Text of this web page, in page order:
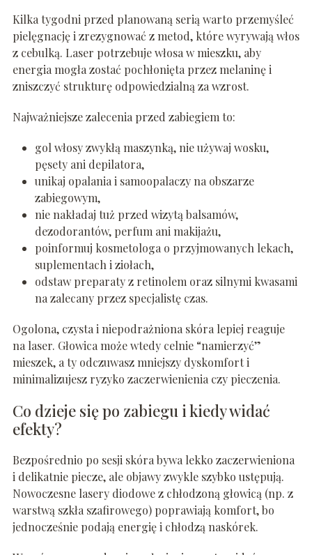
Kilka tygodni przed planowaną serią warto przemyśleć
pielęgnację i zrezygnować z metod, które wyrywają włos
z cebulką. Laser potrzebuje włosa w mieszku, aby
energia mogła zostać pochłonięta przez melaninę i
zniszczyć strukturę odpowiedzialną za wzrost.
Najważniejsze zalecenia przed zabiegiem to:
gol włosy zwykłą maszynką, nie używaj wosku,
pęsety ani depilatora,
unikaj opalania i samoopalaczy na obszarze
zabiegowym,
nie nakładaj tuż przed wizytą balsamów,
dezodorantów, perfum ani makijażu,
poinformuj kosmetologa o przyjmowanych lekach,
suplementach i ziołach,
odstaw preparaty z retinolem oraz silnymi kwasami
na zalecany przez specjalistę czas.
Ogolona, czysta i niepodrażniona skóra lepiej reaguje
na laser. Głowica może wtedy celnie “namierzyć”
mieszek, a ty odczuwasz mniejszy dyskomfort i
minimalizujesz ryzyko zaczerwienienia czy pieczenia.
Co dzieje się po zabiegu i kiedy widać
efekty?
Bezpośrednio po sesji skóra bywa lekko zaczerwieniona
i delikatnie piecze, ale objawy zwykle szybko ustępują.
Nowoczesne lasery diodowe z chłodzoną głowicą (np. z
warstwą szkła szafirowego) poprawiają komfort, bo
jednocześnie podają energię i chłodzą naskórek.